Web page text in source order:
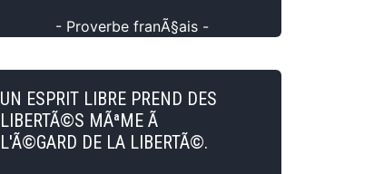
- Proverbe franÃ§ais -
UN ESPRIT LIBRE PREND DES
LIBERTÃ©S MÃªME Ã
L'Ã©GARD DE LA LIBERTÃ©.